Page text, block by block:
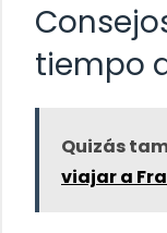
tiempo
Quizás
viajar a